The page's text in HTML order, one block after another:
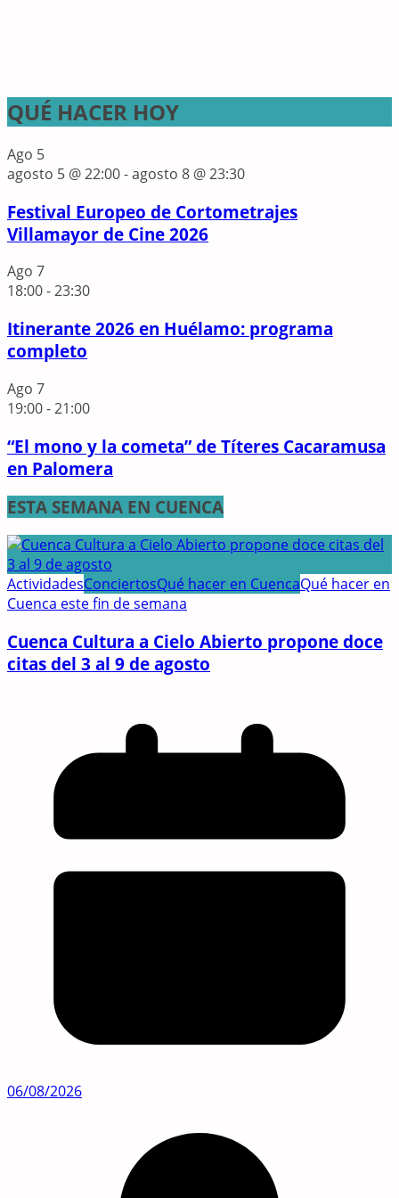
QUÉ HACER HOY
Ago 5
agosto 5 @ 22:00-agosto 8 @ 23:30
Festival Europeo de Cortometrajes
Villamayor de Cine 2026
Ago 7
18:00-23:30
Itinerante 2026 en Huélamo: programa
completo
Ago 7
19:00-21:00
“El mono y la cometa” de Títeres Cacaramusa
en Palomera
ESTA SEMANA EN CUENCA
ActividadesConciertosQué hacer en CuencaQué hacer en
Cuenca este fin de semana
Cuenca Cultura a Cielo Abierto propone doce
citas del 3 al 9 de agosto
06/08/2026